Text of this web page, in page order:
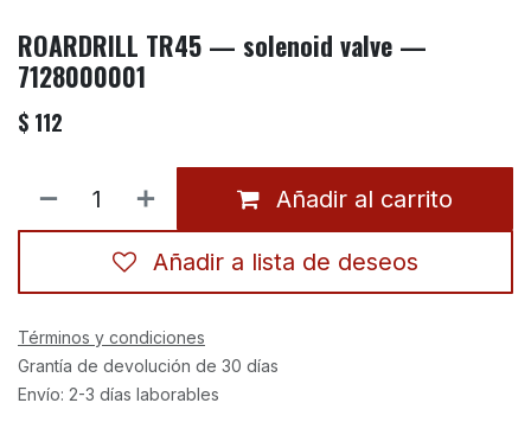
ROARDRILL TR45 — solenoid valve —
7128000001
$ 112
Añadir al carrito
Añadir a lista de deseos
Términos y condiciones
Grantía de devolución de 30 días
Envío: 2-3 días laborables